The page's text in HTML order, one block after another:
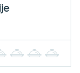
2 3 4